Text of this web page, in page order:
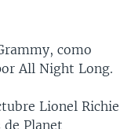
como
All Night Long.
Lionel Richie
de Planet